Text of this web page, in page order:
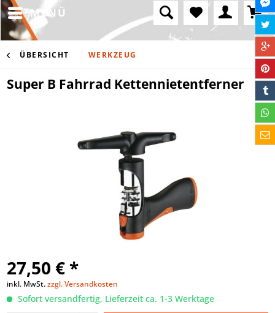
MENÜ
ÜBERSICHT WERKZEUG
Super B Fahrrad Kettennietentferner
27,50 € *
inkl. MwSt.zzgl. Versandkosten
Sofort versandfertig, Lieferzeit ca. 1-3 Werktage